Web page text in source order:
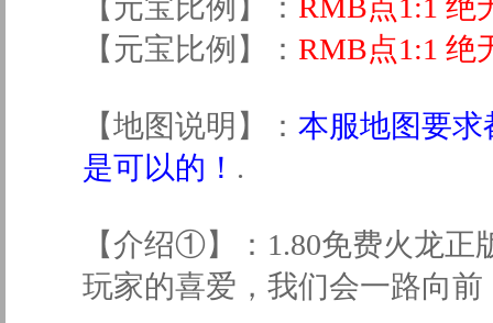
【元宝比例】： RMB点1:1 绝
【元宝比例】： RMB点1:1 绝
【地图说明】： 本服地图要
是可以的！ .
【介绍①】：1.80免费火龙
玩家的喜爱，我们会一路向